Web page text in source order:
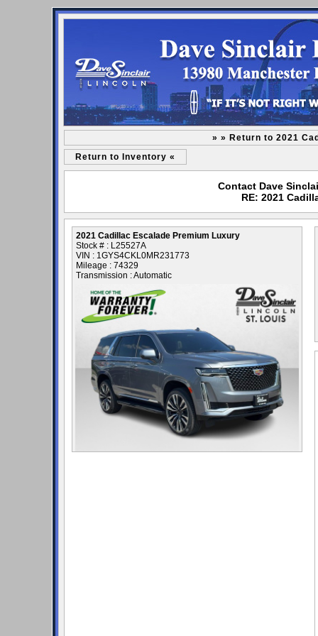
» » Return to 2021
Return to Inventory «
Contact Dave
RE: 2021
2021 Cadillac Escalade Premium Luxury
Stock # : L25527A
VIN : 1GYS4CKL0MR231773
Mileage : 74329
Transmission : Automatic